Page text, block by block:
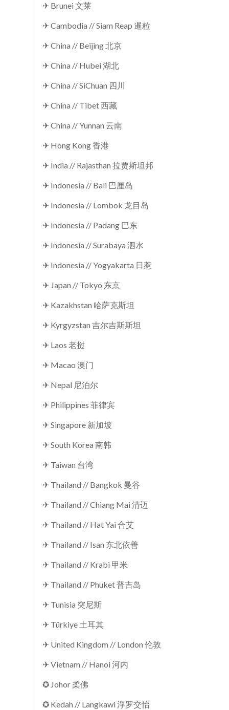
✈ Brunei 文莱
✈ Cambodia // Siam Reap 暹粒
✈ China // Beijing 北京
✈ China // Hubei 湖北
✈ China // SiChuan 四川
✈ China // Tibet 西藏
✈ China // Yunnan 云南
✈ Hong Kong 香港
✈ India // Rajasthan 拉贾斯坦邦
✈ Indonesia // Bali 巴厘岛
✈ Indonesia // Lombok 龙目岛
✈ Indonesia // Padang 巴东
✈ Indonesia // Surabaya 泗水
✈ Indonesia // Yogyakarta 日惹
✈ Japan // Tokyo 东京
✈ Kazakhstan 哈萨克斯坦
✈ Kyrgyzstan 吉尔吉斯斯坦
✈ Laos 老挝
✈ Macao 澳门
✈ Nepal 尼泊尔
✈ Philippines 菲律宾
✈ Singapore 新加坡
✈ South Korea 南韩
✈ Taiwan 台湾
✈ Thailand // Bangkok 曼谷
✈ Thailand // Chiang Mai 清迈
✈ Thailand // Hat Yai 合艾
✈ Thailand // Isan 东北依善
✈ Thailand // Krabi 甲米
✈ Thailand // Phuket 普吉岛
✈ Tunisia 突尼斯
✈ Türkiye 土耳其
✈ United Kingdom // London 伦敦
✈ Vietnam // Hanoi 河内
✪ Johor 柔佛
✪ Kedah // Langkawi 浮罗交怡